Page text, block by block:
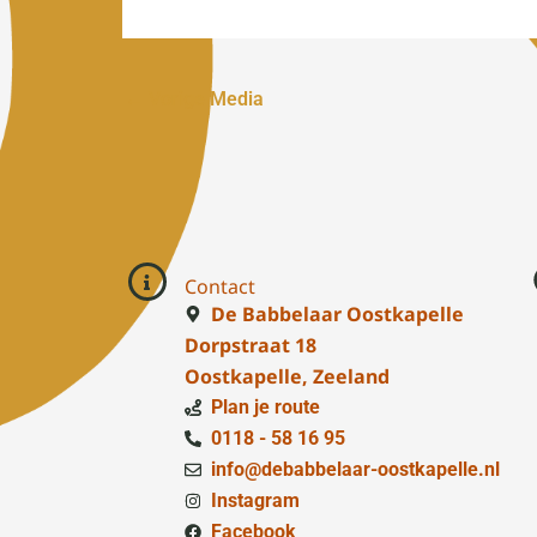
Vorige Media
Contact
De Babbelaar Oostkapelle
Dorpstraat 18
Oostkapelle, Zeeland
Plan je route
0118 - 58 16 95
info@debabbelaar-oostkapelle.nl
Instagram
Facebook